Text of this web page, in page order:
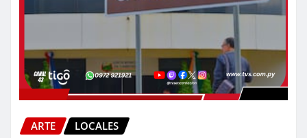
ARTE LOCALES